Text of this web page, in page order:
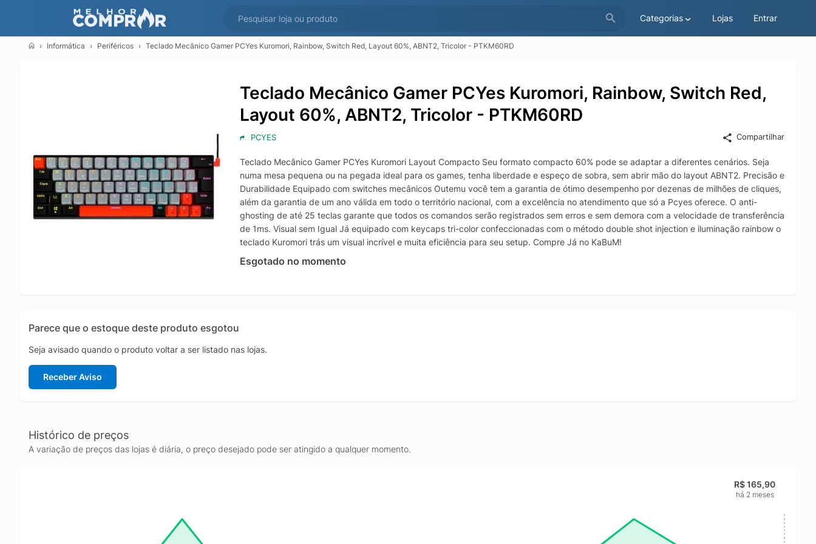
Categorias Lojas Entrar
Informática Periféricos Teclado Mecânico Gamer PCYes Kuromori, Rainbow, Switch Red, Layout 60%, ABNT2, Tricolor - PTKM60RD
Teclado Mecânico Gamer PCYes Kuromori, Rainbow, Switch Red,
Layout 60%, ABNT2, Tricolor - PTKM60RD
PCYES Compartilhar
Teclado Mecânico Gamer PCYes Kuromori Layout Compacto Seu formato compacto 60% pode se adaptar a diferentes cenários. Seja
numa mesa pequena ou na pegada ideal para os games, tenha liberdade e espeço de sobra, sem abrir mão do layout ABNT2. Precisão e
Durabilidade Equipado com switches mecânicos Outemu você tem a garantia de ótimo desempenho por dezenas de milhões de cliques,
além da garantia de um ano válida em todo o território nacional, com a excelência no atendimento que só a Pcyes oferece. O anti-
ghosting de até 25 teclas garante que todos os comandos serão registrados sem erros e sem demora com a velocidade de transferência
de 1ms. Visual sem Igual Já equipado com keycaps tri-color confeccionadas com o método double shot injection e iluminação rainbow o
teclado Kuromori trás um visual incrível e muita eficiência para seu setup. Compre Já no KaBuM!
Esgotado no momento
Parece que o estoque deste produto esgotou
Seja avisado quando o produto voltar a ser listado nas lojas.
Receber Aviso
Histórico de preços
A variação de preços das lojas é diária, o preço desejado pode ser atingido a qualquer momento.
R$ 165,90
há 2 meses